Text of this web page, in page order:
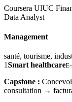
Coursera UIUC
Data Analyst
Management
santé, tourisme,
1Smart healthcare
Capstone :
consultation →